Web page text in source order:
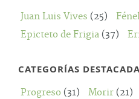
Juan Luis Vives (25)
Epicteto de Frigia (37)
CATEGORÍAS
Progreso (31) Morir (21)